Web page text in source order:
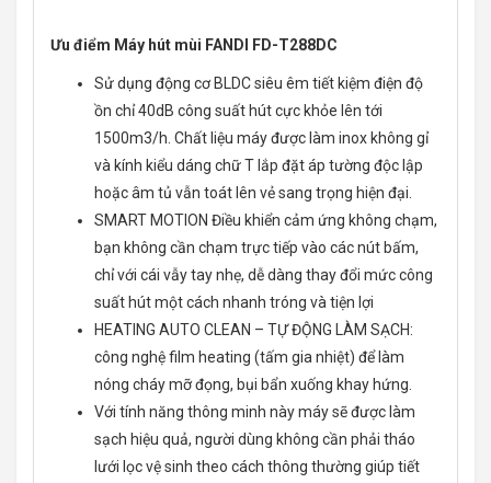
Ưu điểm Máy hút mùi FANDI FD-T288DC
Sử dụng động cơ BLDC siêu êm tiết kiệm điện độ
ồn chỉ 40dB công suất hút cực khỏe lên tới
1500m3/h. Chất liệu máy được làm inox không gỉ
và kính kiểu dáng chữ T lắp đặt áp tường độc lập
hoặc âm tủ vẫn toát lên vẻ sang trọng hiện đại.
SMART MOTION Điều khiển cảm ứng không chạm,
bạn không cần chạm trực tiếp vào các nút bấm,
chỉ với cái vẫy tay nhẹ, dễ dàng thay đổi mức công
suất hút một cách nhanh tróng và tiện lợi
HEATING AUTO CLEAN – TỰ ĐỘNG LÀM SẠCH:
công nghệ film heating (tấm gia nhiệt) để làm
nóng cháy mỡ đọng, bụi bẩn xuống khay hứng.
Với tính năng thông minh này máy sẽ được làm
sạch hiệu quả, người dùng không cần phải tháo
lưới lọc vệ sinh theo cách thông thường giúp tiết